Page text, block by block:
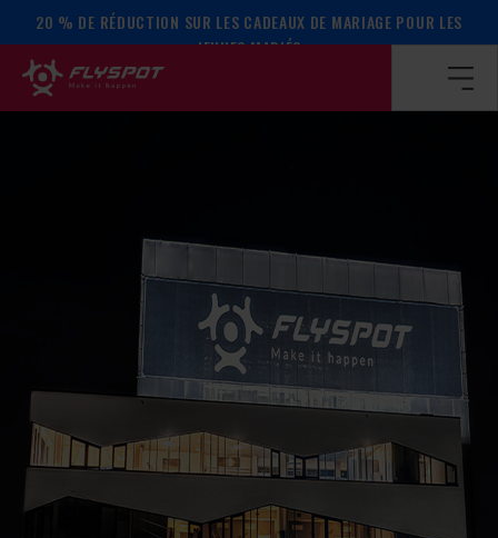
20 % DE RÉDUCTION SUR LES CADEAUX DE MARIAGE POUR LES
JEUNES MARIÉS
Page d’accueil / Calendrier des événements / Le camp de